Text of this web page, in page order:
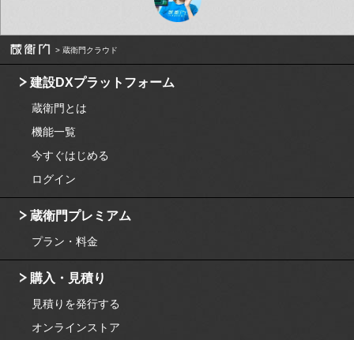
蔵衛門クラウド
建設DXプラットフォーム
蔵衛門とは
機能一覧
今すぐはじめる
ログイン
蔵衛門プレミアム
プラン・料金
購入・見積り
見積りを発行する
オンラインストア